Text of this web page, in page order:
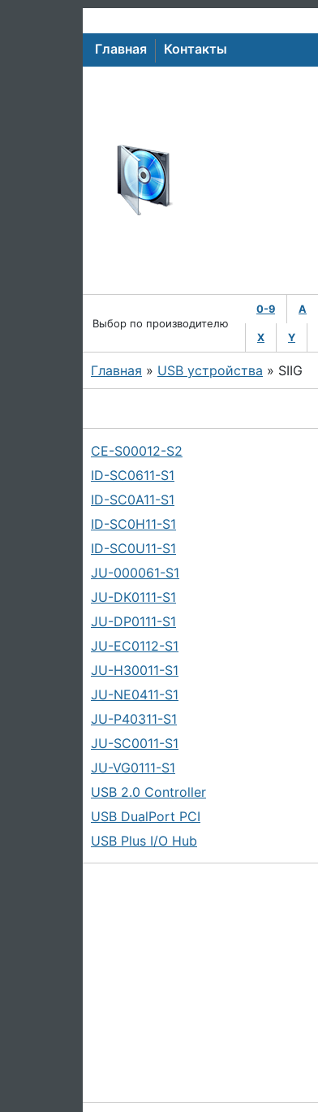
Главная Контакты
Выбор по производителю
0-9 A
X Y
Главная » USB устройства » SIIG
CE-S00012-S2
ID-SC0611-S1
ID-SC0A11-S1
ID-SC0H11-S1
ID-SC0U11-S1
JU-000061-S1
JU-DK0111-S1
JU-DP0111-S1
JU-EC0112-S1
JU-H30011-S1
JU-NE0411-S1
JU-P40311-S1
JU-SC0011-S1
JU-VG0111-S1
USB 2.0 Controller
USB DualPort PCI
USB Plus I/O Hub